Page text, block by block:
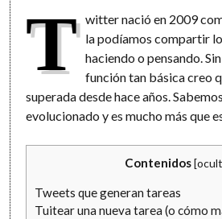
T witter nació en 2009
la podíamos compartir
haciendo o pensando.
función tan básica creo
superada desde hace años.
evolucionado y es mucho más que
Contenidos [
Tweets que generan tareas
Tuitear una nueva tarea (o cómo